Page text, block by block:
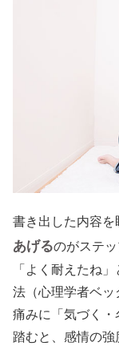
書き出した内容
あげるのがステ
「よく耐えたね
法（心理学者ベッ
痛みに「気づく
踏むと、感情の強